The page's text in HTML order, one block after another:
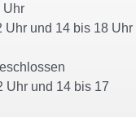
Uhr
und 14 bis 18 Uhr
Uhr und 14 bis 17